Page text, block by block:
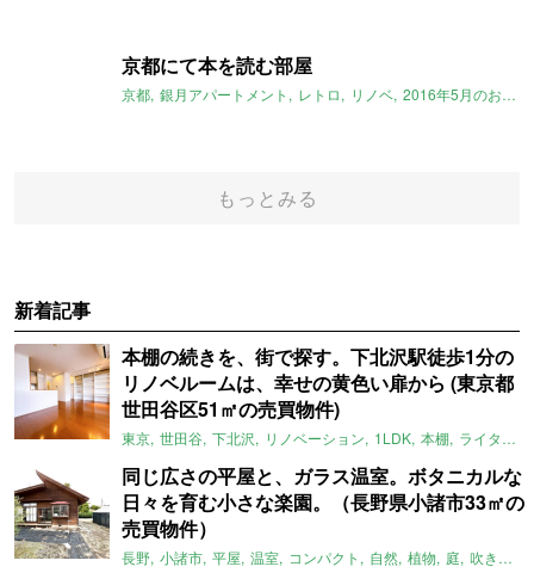
京都にて本を読む部屋
京都 銀月アパートメント レトロ リノベ 2016年5月のおすすめ
もっとみる
新着記事
本棚の続きを、街で探す。下北沢駅徒歩1分の
リノベルームは、幸せの黄色い扉から (東京都
世田谷区51㎡の売買物件)
東京 世田谷 下北沢 リノベーション 1LDK 本棚 ライター：ほしりょうこ
同じ広さの平屋と、ガラス温室。ボタニカルな
日々を育む小さな楽園。（長野県小諸市33㎡の
売買物件）
長野 小諸市 平屋 温室 コンパクト 自然 植物 庭 吹き抜け